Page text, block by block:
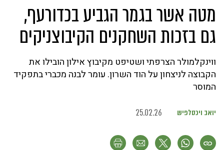
מטה אשר בגמר הגביע בכדורעף,
גם בזכות השחקנים הקיבוצניקים
ווינקלמולר הצרפתי ושטיפט מקיבוץ אילון הובילו את
הקבוצה לניצחון על הוד השרון. עומר לבנה מכברי בתפקיד
המוסר
יואב ויכסלפיש 25.02.26